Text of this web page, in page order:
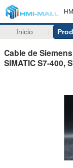
Inicio
Cable de
SIMATIC S7-400,